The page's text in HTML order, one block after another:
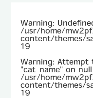
Warning:
/usr/home/
content/themes/
19
Warning: Attempt
"cat_name" on
/usr/home/
content/themes/
19